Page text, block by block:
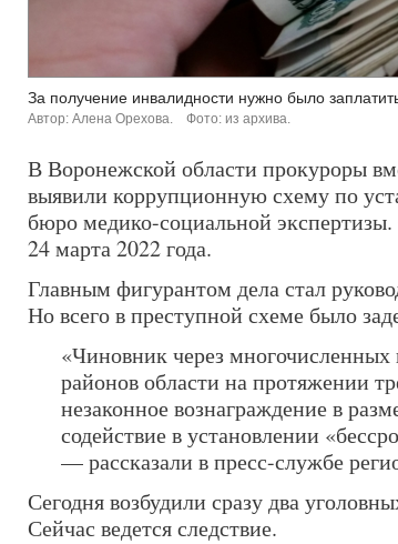
За получение инвалидности нужно было заплатить
Автор: Алена Орехова. Фото: из архива.
В Воронежской области прокуроры
выявили коррупционную схему по
бюро медико-социальной
24 марта 2022 года.
Главным фигурантом дела стал
Но всего в преступной схеме было
«Чиновник через многочисленных
районов области на протяжении
незаконное вознаграждение в
содействие в установлении
— рассказали в пресс-службе
Сегодня возбудили сразу два
Сейчас ведется следствие.